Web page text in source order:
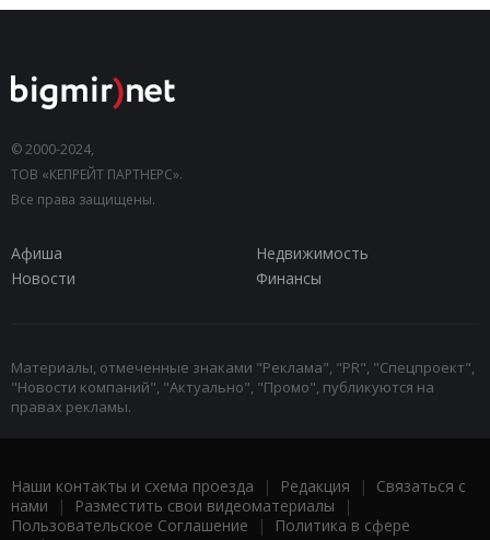
© 2000-2024,
ТОВ «КЕПРЕЙТ ПАРТНЕРС».
Все права защищены.
Афиша
Недвижимость
Новости
Финансы
Материалы, отмеченные знаками "Реклама", "PR", "Спецпроект",
"Новости компаний", "Актуально", "Промо", публикуются на
правах рекламы.
Наши контакты и схема проезда | Редакция | Связаться с
нами | Разместить свои видеоматериалы |
Пользовательское Соглашение |
Политика в сфере